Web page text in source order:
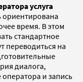
услуга
ориентирована
время. В этом
стандартное
переводиться на
диалога,
и запись